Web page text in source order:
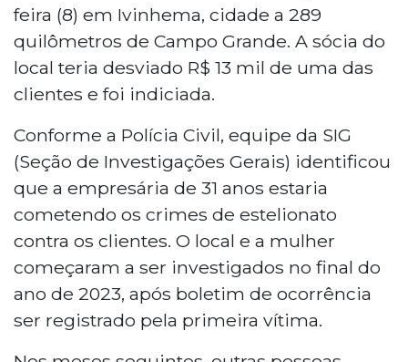
feira (8) em Ivinhema, cidade a 289
quilômetros de Campo Grande. A sócia do
local teria desviado R$ 13 mil de uma das
clientes e foi indiciada.
Conforme a Polícia Civil, equipe da SIG
(Seção de Investigações Gerais) identificou
que a empresária de 31 anos estaria
cometendo os crimes de estelionato
contra os clientes. O local e a mulher
começaram a ser investigados no final do
ano de 2023, após boletim de ocorrência
ser registrado pela primeira vítima.